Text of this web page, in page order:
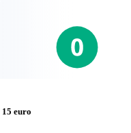
15 euro